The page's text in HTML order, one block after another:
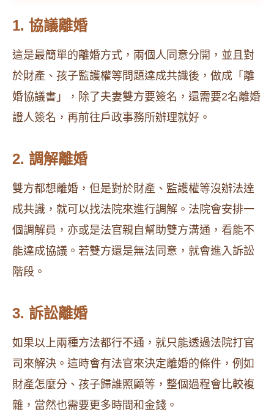
1. 協議離婚
這是最簡單的離婚方式，兩個人同意分開，並且對
於財產、孩子監護權等問題達成共識後，做成「離
婚協議書」，除了夫妻雙方要簽名，還需要2名離婚
證人簽名，再前往戶政事務所辦理就好。
2. 調解離婚
雙方都想離婚，但是對於財產、監護權等沒辦法達
成共識，就可以找法院來進行調解。法院會安排一
個調解員，亦或是法官親自幫助雙方溝通，看能不
能達成協議。若雙方還是無法同意，就會進入訴訟
階段。
3. 訴訟離婚
如果以上兩種方法都行不通，就只能透過法院打官
司來解決。這時會有法官來決定離婚的條件，例如
財產怎麼分、孩子歸誰照顧等，整個過程會比較複
雜，當然也需要更多時間和金錢。